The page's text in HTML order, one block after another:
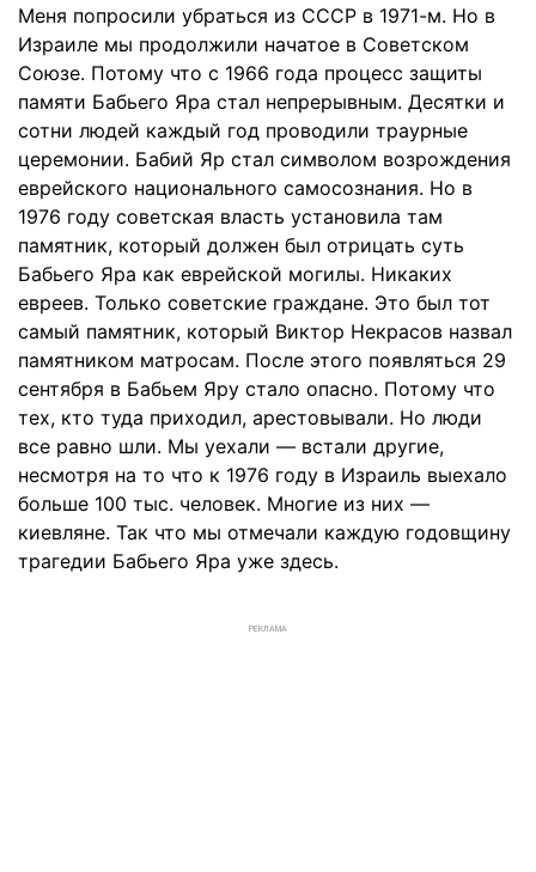
Меня попросили убраться из СССР в 1971-м. Но в
Израиле мы продолжили начатое в Советском
Союзе. Потому что с 1966 года процесс защиты
памяти Бабьего Яра стал непрерывным. Десятки и
сотни людей каждый год проводили траурные
церемонии. Бабий Яр стал символом возрождения
еврейского национального самосознания. Но в
1976 году советская власть установила там
памятник, который должен был отрицать суть
Бабьего Яра как еврейской могилы. Никаких
евреев. Только советские граждане. Это был тот
самый памятник, который Виктор Некрасов назвал
памятником матросам. После этого появляться 29
сентября в Бабьем Яру стало опасно. Потому что
тех, кто туда приходил, арестовывали. Но люди
все равно шли. Мы уехали — встали другие,
несмотря на то что к 1976 году в Израиль выехало
больше 100 тыс. человек. Многие из них —
киевляне. Так что мы отмечали каждую годовщину
трагедии Бабьего Яра уже здесь.
РЕКЛАМА